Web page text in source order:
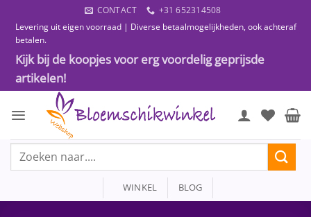
naar
inhoud
CONTACT
+31 652314508
Levering uit eigen voorraad | Diverse betaalmogelijkheden, ook achteraf
betalen.
Kijk bij de koopjes voor erg voordelig geprijsde
artikelen!
Zoeken
WINKEL BLOG